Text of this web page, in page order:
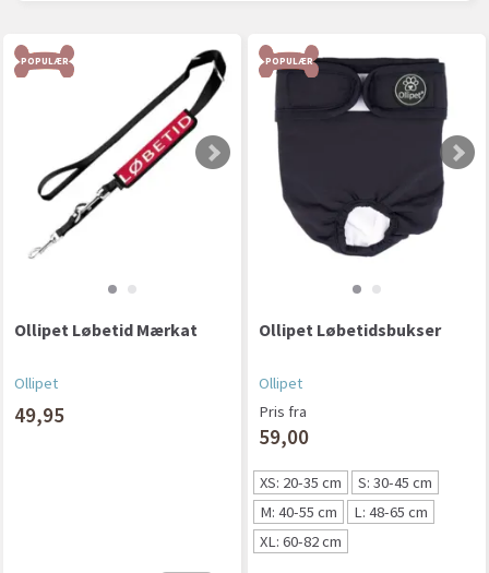
POPULÆR
Ollipet Løbetid Mærkat
Ollipet
49,95
POPULÆR
Ollipet Løbetidsbukser
Ollipet
Pris fra
59,00
XS: 20-35 cm
S: 30-45 cm
M: 40-55 cm
L: 48-65 cm
XL: 60-82 cm